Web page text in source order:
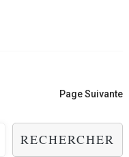
Page Suivante
RECHERCHER